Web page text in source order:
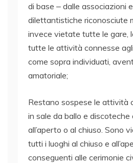
di base ‒ dalle associazioni
dilettantistiche riconosciute
invece vietate tutte le gare,
tutte le attività connesse
come sopra individuati,
amatoriale;
Restano sospese le attività
in sale da ballo e discoteche
all’aperto o al chiuso. Sono
tutti i luoghi al chiuso e
conseguenti alle cerimonie